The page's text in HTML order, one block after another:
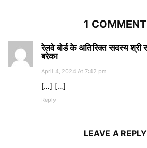
1 COMMENT
रेलवे बोर्ड के अतिरिक्त सदस्य
बरेका
April 4, 2024 At 7:42 pm
[…] […]
Reply
LEAVE A REPLY